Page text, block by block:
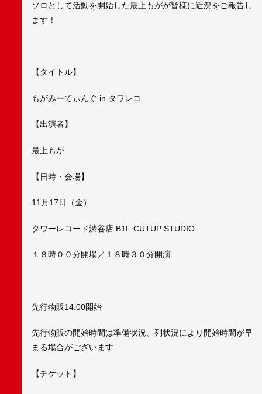
ソロとして活動を開始した最上もがが皆様に近況をご報告し
ます！
【タイトル】
もがみーてぃんぐ in タワレコ
【出演者】
最上もが
【日時・会場】
11月17日（金）
タワーレコード渋谷店 B1F CUTUP STUDIO
１８時００分開場／１８時３０分開演
先行物販14:00開始
先行物販の開始時間は準備状況、列状況により開始時間が早
まる場合がございます
【チケット】